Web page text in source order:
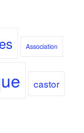
Association
castor